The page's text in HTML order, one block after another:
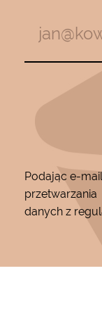
Podając e-
przetwarzania
danych z